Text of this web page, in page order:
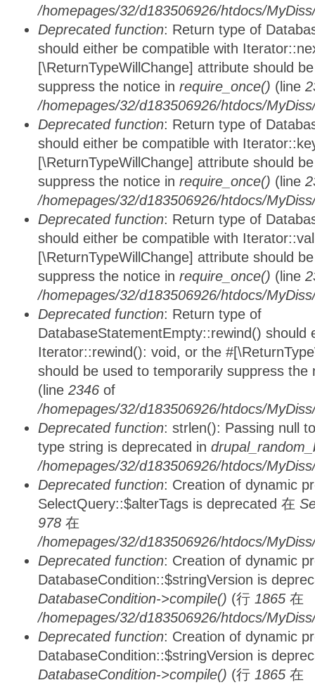
/homepages/32/d183506926/htdocs/
Deprecated function: Return type of
should either be compatible with
[\ReturnTypeWillChange] attribute should
suppress the notice in require_once() (line
/homepages/32/d183506926/htdocs/
Deprecated function: Return type of
should either be compatible with
[\ReturnTypeWillChange] attribute should
suppress the notice in require_once() (line
/homepages/32/d183506926/htdocs/
Deprecated function: Return type of
should either be compatible with
[\ReturnTypeWillChange] attribute should
suppress the notice in require_once() (line
/homepages/32/d183506926/htdocs/
Deprecated function: Return type of
DatabaseStatementEmpty::rewind() should
Iterator::rewind(): void, or the
should be used to temporarily suppress
(line 2346 of
/homepages/32/d183506926/htdocs/
Deprecated function: strlen(): Passing null
type string is deprecated in
/homepages/32/d183506926/htdocs/
Deprecated function: Creation of dynamic
SelectQuery::$alterTags is deprecated 在
978 在
/homepages/32/d183506926/htdocs/
Deprecated function: Creation of dynamic
DatabaseCondition::$stringVersion is
DatabaseCondition->compile() (行 1865 在
/homepages/32/d183506926/htdocs/
Deprecated function: Creation of dynamic
DatabaseCondition::$stringVersion is
DatabaseCondition->compile() (行 1865 在